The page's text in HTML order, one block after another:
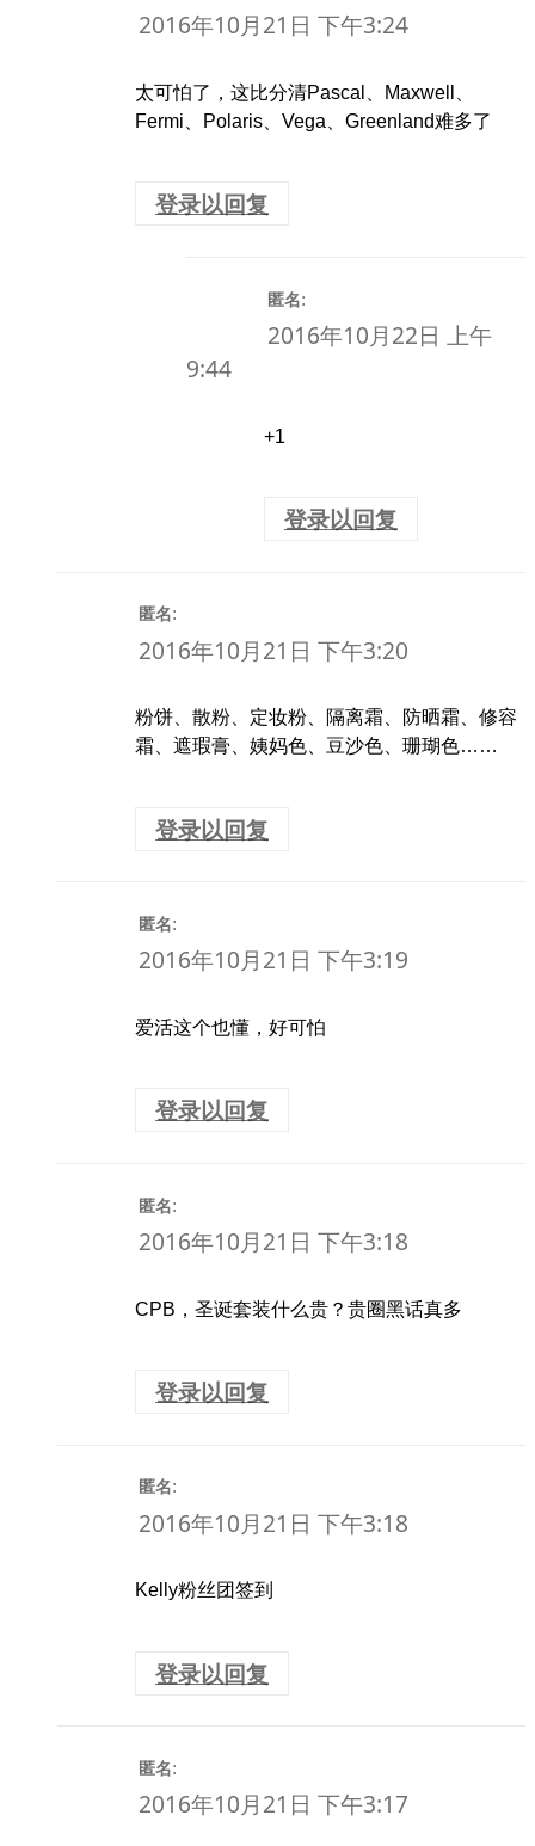
2016年10月21日 下午3:24
太可怕了，这比分清Pascal、Maxwell、
Fermi、Polaris、Vega、Greenland难多了
登录以回复
匿名:
2016年10月22日 上午
9:44
+1
登录以回复
匿名:
2016年10月21日 下午3:20
粉饼、散粉、定妆粉、隔离霜、防晒霜、修容
霜、遮瑕膏、姨妈色、豆沙色、珊瑚色……
登录以回复
匿名:
2016年10月21日 下午3:19
爱活这个也懂，好可怕
登录以回复
匿名:
2016年10月21日 下午3:18
CPB，圣诞套装什么贵？贵圈黑话真多
登录以回复
匿名:
2016年10月21日 下午3:18
Kelly粉丝团签到
登录以回复
匿名:
2016年10月21日 下午3:17